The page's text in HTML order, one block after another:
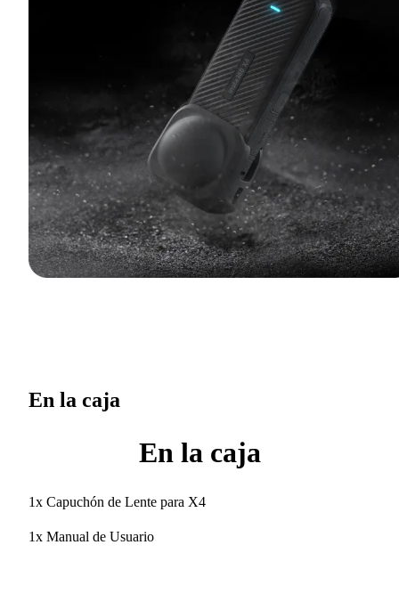
En la caja
En la caja
1x Capuchón de Lente para X4
1x Manual de Usuario